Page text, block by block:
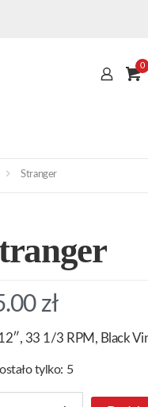
0
Stranger
zł
12″, 33 1/3 RPM, Black
tylko: 5